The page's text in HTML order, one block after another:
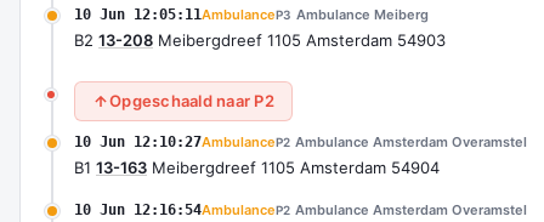
10 Jun 12:05:11AmbulanceP3 Ambulance Meiberg
B2 13-208 Meibergdreef 1105 Amsterdam 54903
Opgeschaald naar P2
10 Jun 12:10:27AmbulanceP2 Ambulance Amsterdam Overamstel
B1 13-163 Meibergdreef 1105 Amsterdam 54904
10 Jun 12:16:54AmbulanceP2 Ambulance Amsterdam Overamstel